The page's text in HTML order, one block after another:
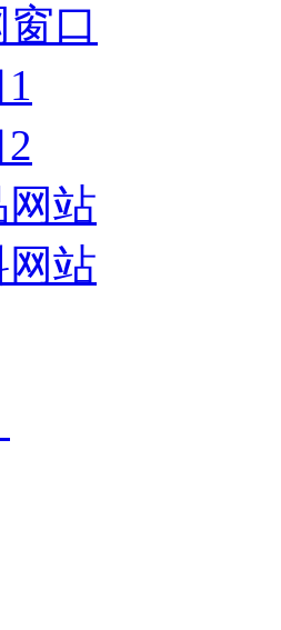
口
站
站